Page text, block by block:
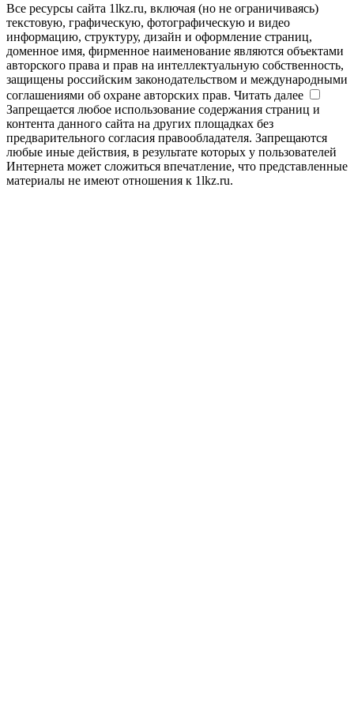
Все ресурсы сайта 1lkz.ru, включая (но не ограничиваясь)
текстовую, графическую, фотографическую и видео
информацию, структуру, дизайн и оформление страниц,
доменное имя, фирменное наименование являются объектами
авторского права и прав на интеллектуальную собственность,
защищены российским законодательством и международными
соглашениями об охране авторских прав. Читать далее
Запрещается любое использование содержания страниц и
контента данного сайта на других площадках без
предварительного согласия правообладателя. Запрещаются
любые иные действия, в результате которых у пользователей
Интернета может сложиться впечатление, что представленные
материалы не имеют отношения к 1lkz.ru.